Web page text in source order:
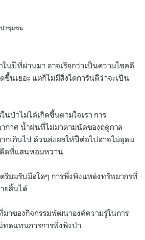
ป่าชุมชน
ในปีที่ผ่านมา อาจเรียกว่าเป็นความโชคดี
ขึ้นเยอะ แต่ก็ไม่มีสิ่งใดการันตีว่าจะเป็น
ป่าไม่ได้เกิดขึ้นตามใจเรา การ
กาศ น้ำฝนที่ไม่มาตามนัดของฤดูกาล
กเกินไป ล้วนส่งผลให้ปีต่อไปอาจไม่อุดม
ตที่แสนหอมหวาน
รียมรับมือใดๆ การพึ่งพิงแหล่งทรัพยากรที่
ยสิ้นได้
าของกิจกรรมพัฒนาองค์ความรู้ในการ
ทดแทนการการพึ่งพิงป่า